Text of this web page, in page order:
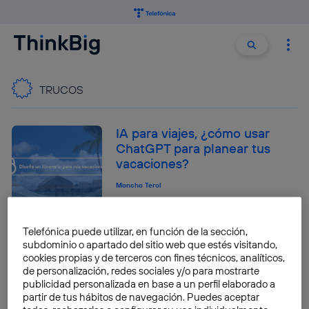
Buscar
TRUCOS
IA para viajes, ¿cómo usar
ChatGPT para planear tus
vacaciones?
Moncho Terol
Comprimir fotos de Google
Fotos: el truco para no
quedarte sin memoria en la
nube de Google
Rubén Chicharro
Telefónica puede utilizar, en función de la sección,
subdominio o apartado del sitio web que estés visitando,
cookies propias y de terceros con fines técnicos, analíticos,
de personalización, redes sociales y/o para mostrarte
publicidad personalizada en base a un perfil elaborado a
partir de tus hábitos de navegación. Puedes aceptar